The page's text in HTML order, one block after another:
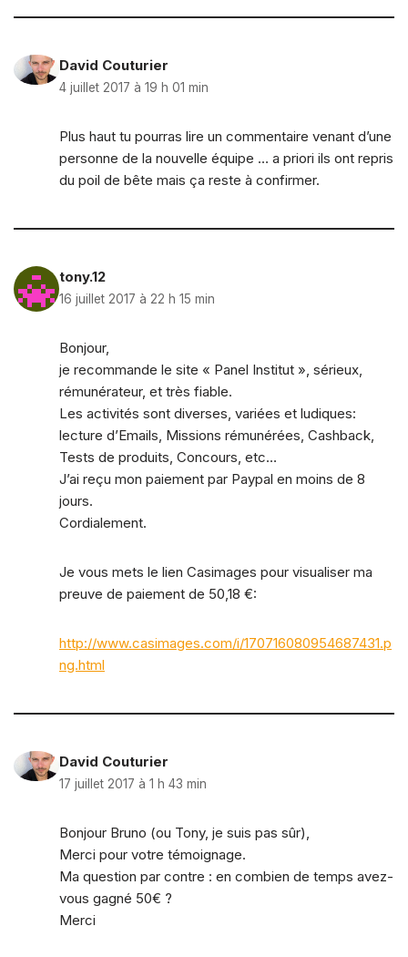
David Couturier
4 juillet 2017 à 19 h 01 min
Plus haut tu pourras lire un commentaire venant d’une
personne de la nouvelle équipe … a priori ils ont repris
du poil de bête mais ça reste à confirmer.
tony.12
16 juillet 2017 à 22 h 15 min
Bonjour,
je recommande le site « Panel Institut », sérieux,
rémunérateur, et très fiable.
Les activités sont diverses, variées et ludiques:
lecture d’Emails, Missions rémunérées, Cashback,
Tests de produits, Concours, etc…
J’ai reçu mon paiement par Paypal en moins de 8
jours.
Cordialement.
Je vous mets le lien Casimages pour visualiser ma
preuve de paiement de 50,18 €:
http://www.casimages.com/i/170716080954687431.p
ng.html
David Couturier
17 juillet 2017 à 1 h 43 min
Bonjour Bruno (ou Tony, je suis pas sûr),
Merci pour votre témoignage.
Ma question par contre : en combien de temps avez-
vous gagné 50€ ?
Merci